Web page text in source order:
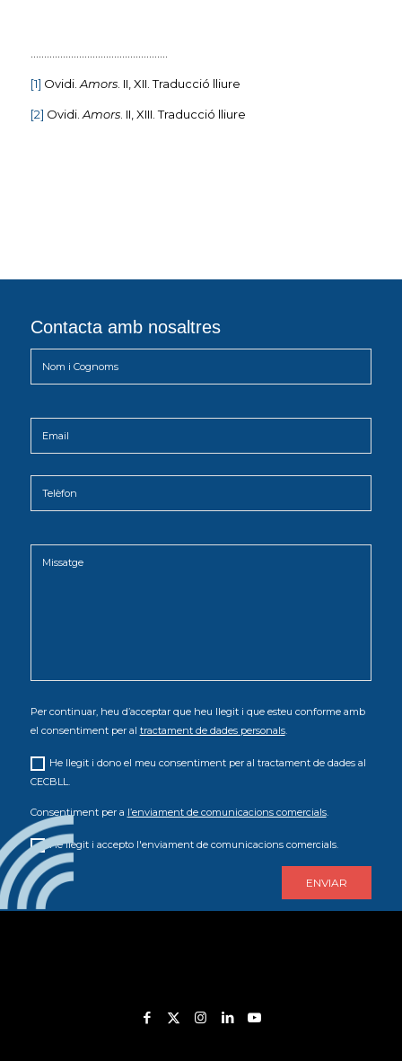
[1] Ovidi. Amors. II, XII. Traducció lliure
[2] Ovidi. Amors. II, XIII. Traducció lliure
Contacta amb nosaltres
Per continuar, heu d’acceptar que heu llegit i que esteu conforme amb
el consentiment per al tractament de dades personals.
He llegit i dono el meu consentiment per al tractament de dades al
CECBLL.
Consentiment per a l’enviament de comunicacions comercials.
He llegit i accepto l'enviament de comunicacions comercials.